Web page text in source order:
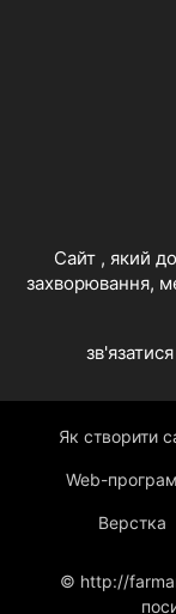
Cайт , який
захворювання,
Як створити
Web-
Верстка
© http://